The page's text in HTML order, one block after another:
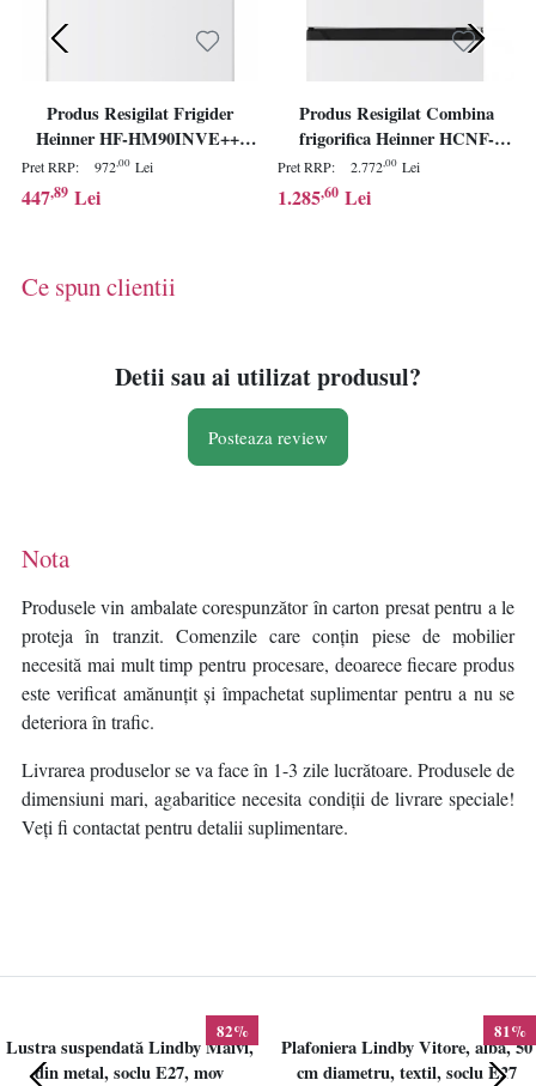
Produs Resigilat Frigider
Heinner HF-HM90INVE++,
compresor Inverter, capacitate
totala: 90L, clasa energetica: E,
control mecanic cu termostat
fructe si legume, usa reversibila,
Pret RRP: 972,00 Lei
447,89 Lei
Produs Resigilat Combina
frigorifica Heinner HCNF-
HM326INVE++, No Frost,
compresor Inverter, capacitate
totala: 326 L, capacitate
Pret RRP: 2.772,00 Lei
1.285,60 Lei
Ce spun clientii
Detii sau ai utilizat produsul?
Posteaza review
Nota
Produsele vin ambalate corespunzător în carton presat pentru a le
proteja în tranzit. Comenzile care conțin piese de mobilier
necesită mai mult timp pentru procesare, deoarece fiecare produs
este verificat amănunțit și împachetat suplimentar pentru a nu se
deteriora în trafic.
Livrarea produselor se va face în 1-3 zile lucrătoare. Produsele de
dimensiuni mari, agabaritice necesita condiții de livrare speciale!
Veți fi contactat pentru detalii suplimentare.
82%
Lustra suspendată Lindby Maivi,
din metal, soclu E27, mov
81%
Plafoniera Lindby Vitore, alba, 50
cm diametru, textil, soclu E27